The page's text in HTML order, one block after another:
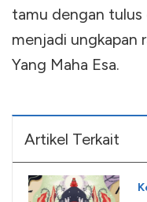
tamu dengan tulus
menjadi ungkapan
Yang Maha Esa.
Artikel Terkait